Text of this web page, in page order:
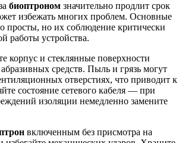
биоптроном значительно продлит срок
избежать многих проблем. Основные
просты, но их соблюдение критически
работы устройства.
корпус и стеклянные поверхности
средств. Пыль и грязь могут
отверстиях, что приводит к
состояние сетевого кабеля — при
изоляции немедленно замените
включенным без присмотра на